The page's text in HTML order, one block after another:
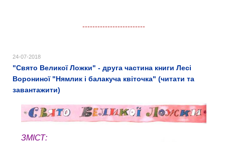
-------------------------
24-07-2018
"Свято Великої Ложки" - друга частина книги Лесі
Ворониної "Нямлик і балакуча квіточка" (читати та
завантажити)
ЗМІСТ: